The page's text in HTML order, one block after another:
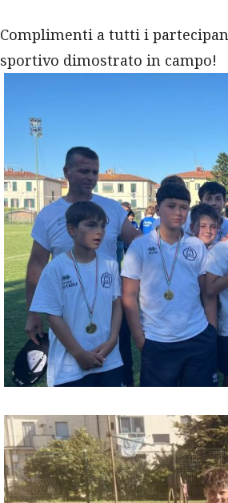
Complimenti a tutti i
sportivo dimostrato in campo!